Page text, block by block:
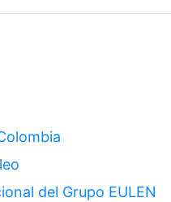
del Grupo EULEN